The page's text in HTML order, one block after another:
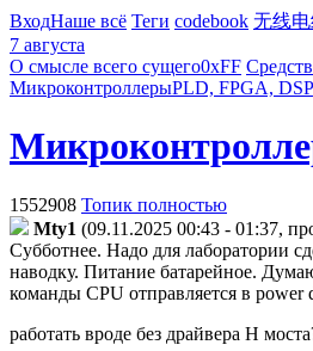
ВходНаше всё Теги codebook 无线
7 августа
О смысле всего сущего0xFF
МикроконтроллерыPLD, FPGA, DSP
1552908 Топик полностью
Mty1 (09.11.2025 00:43 - 01:37,
Субботнее. Надо для лаборатории
наводку. Питание батарейное.
команды CPU отправляется в
работать вроде без драйвера H